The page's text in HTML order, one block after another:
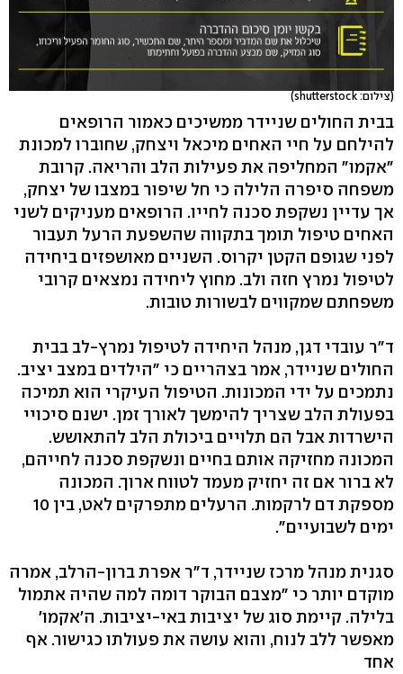
(צילום: shutterstock)
בבית החולים שניידר ממשיכים כאמור הרופאים
להילחם על חיי האחים מיכאל ויצחק, שחוברו למכונת
"אקמו" המחליפה את פעילות הלב והריאה. קרובת
משפחה סיפרה הלילה כי חל שיפור במצבו של יצחק,
אך עדיין נשקפת סכנה לחייו. הרופאים מעניקים לשני
האחים טיפול תומך בתקווה שהשפעת הרעל תעבור
לפני שגופם הקטן יקרוס. השניים מאושפזים ביחידה
לטיפול נמרץ חזה ולב. מחוץ ליחידה נמצאים קרובי
משפחתם שמקווים לבשורות טובות.
ד"ר עובדי דגן, מנהל היחידה לטיפול נמרץ-לב בבית
החולים שניידר, אמר בצהריים כי "הילדים במצב יציב.
נתמכים על ידי המכונות. הטיפול העיקרי הוא תמיכה
בפעולת הלב שצריך להימשך לאורך זמן. ישנם סיכויי
הישרדות אבל הם תלויים ביכולת הלב להתאושש.
המכונה מחזיקה אותם בחיים ונשקפת סכנה לחייהם,
לא ברור אם זה יחזיק מעמד לטווח ארוך. המכונה
מספקת דם לרקמות. הרעלים מתפרקים לאט, בין 10
ימים לשבועיים".
סגנית מנהל מרכז שניידר, ד"ר אפרת ברון-הרלב, אמרה
מוקדם יותר כי "מצבם הבוקר דומה למה שהיה אתמול
בלילה. קיימת סוג של יציבות באי-יציבות. ה'אקמו'
מאפשר ללב לנוח, והוא עושה את פעולתו כגישור. אף
אחד